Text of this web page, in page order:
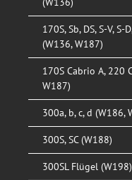
170S, Sb, DS, S-V, S-
(W136, W187)
170S Cabrio A, 220
W187)
300a, b, c, d (W186,
300S, SC (W188)
300SL Flügel (W198)